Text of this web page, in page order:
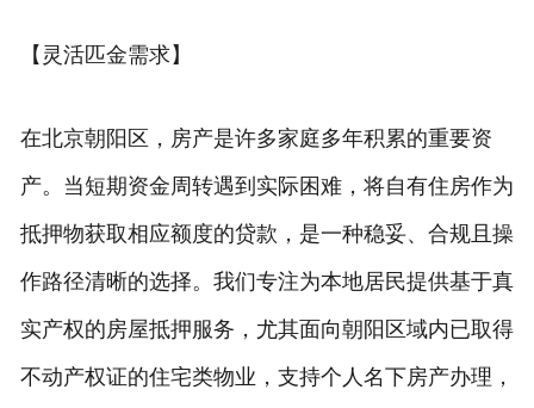
【灵活匹金需求】
在北京朝阳区，房产是许多家庭多年积累的重要资
产。当短期资金周转遇到实际困难，将自有住房作为
抵押物获取相应额度的贷款，是一种稳妥、合规且操
作路径清晰的选择。我们专注为本地居民提供基于真
实产权的房屋抵押服务，尤其面向朝阳区域内已取得
不动产权证的住宅类物业，支持个人名下房产办理，